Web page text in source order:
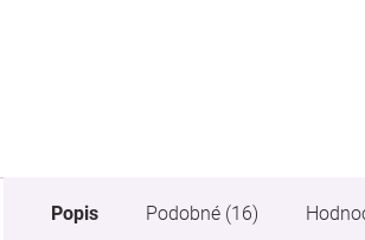
Popis Podobné (16)